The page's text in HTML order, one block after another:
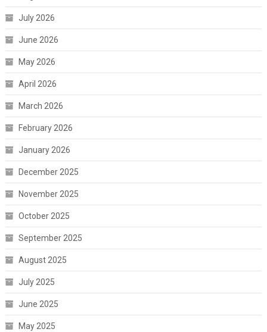
July 2026
June 2026
May 2026
April 2026
March 2026
February 2026
January 2026
December 2025
November 2025
October 2025
September 2025
August 2025
July 2025
June 2025
May 2025